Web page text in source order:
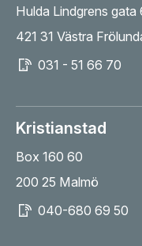
Hulda Lindgrens gata
421 31 Västra
031 - 51 66 70
Kristianstad
Box 160 60
200 25 Malmö
040-680 69 50